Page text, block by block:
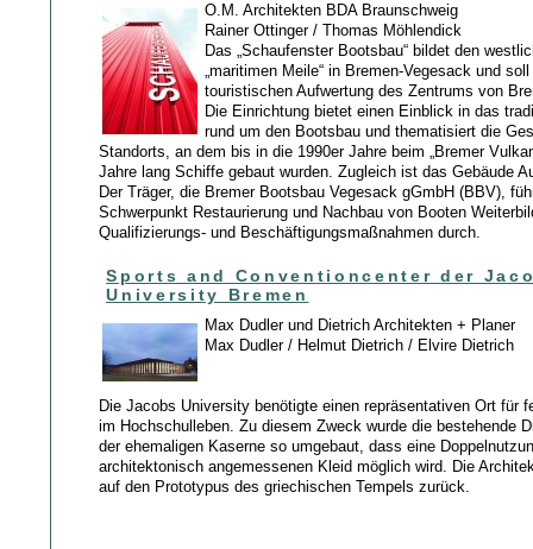
O.M. Architekten BDA Braunschweig
Rainer Ottinger / Thomas Möhlendick
Das „Schaufenster Bootsbau“ bildet den
„maritimen Meile“ in Bremen-Vegesack und
touristischen Aufwertung des Zentrums von
Die Einrichtung bietet einen Einblick in das
rund um den Bootsbau und thematisiert die
Standorts, an dem bis in die 1990er Jahre beim „Bremer
Jahre lang Schiffe gebaut wurden. Zugleich ist das Gebäude
Der Träger, die Bremer Bootsbau Vegesack gGmbH (BBV),
Schwerpunkt Restaurierung und Nachbau von Booten
Qualifizierungs- und Beschäftigungsmaßnahmen durch.
Sports and Conventioncenter der
University Bremen
Max Dudler und Dietrich Architekten + Planer
Max Dudler / Helmut Dietrich / Elvire Dietrich
Die Jacobs University benötigte einen repräsentativen Ort für
im Hochschulleben. Zu diesem Zweck wurde die bestehende
der ehemaligen Kaserne so umgebaut, dass eine
architektonisch angemessenen Kleid möglich wird. Die
auf den Prototypus des griechischen Tempels zurück.